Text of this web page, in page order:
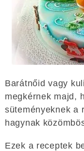
Barátnőid vagy
megkérnek majd,
süteményeknek a
hagynak
Ezek a receptek